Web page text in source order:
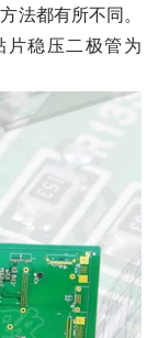
法都有所不同。
片稳压二极管为